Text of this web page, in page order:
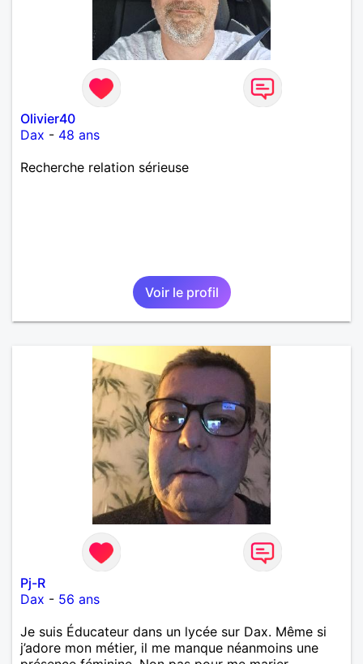
Olivier40
Dax - 48 ans
Recherche relation sérieuse
Voir le profil
Pj-R
Dax - 56 ans
Je suis Éducateur dans un lycée sur Dax. Même si
j’adore mon métier, il me manque néanmoins une